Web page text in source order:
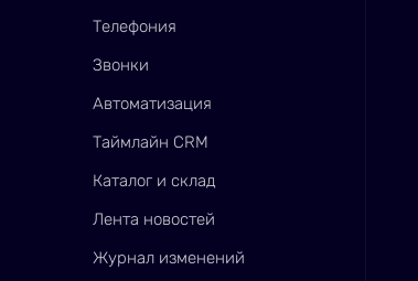
Телефония
Звонки
Автоматизация
Таймлайн CRM
Каталог и склад
Лента новостей
Журнал изменений